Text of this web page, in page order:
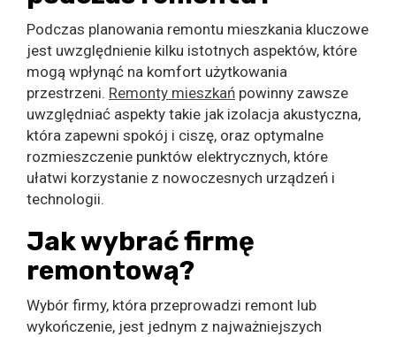
Podczas planowania remontu mieszkania kluczowe
jest uwzględnienie kilku istotnych aspektów, które
mogą wpłynąć na komfort użytkowania
przestrzeni. Remonty mieszkań powinny zawsze
uwzględniać aspekty takie jak izolacja akustyczna,
która zapewni spokój i ciszę, oraz optymalne
rozmieszczenie punktów elektrycznych, które
ułatwi korzystanie z nowoczesnych urządzeń i
technologii.
Jak wybrać firmę
remontową?
Wybór firmy, która przeprowadzi remont lub
wykończenie, jest jednym z najważniejszych